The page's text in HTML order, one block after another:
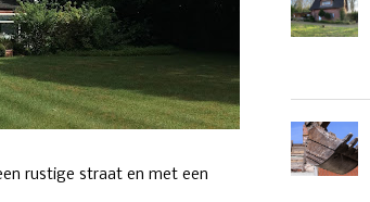
rustige straat en met een